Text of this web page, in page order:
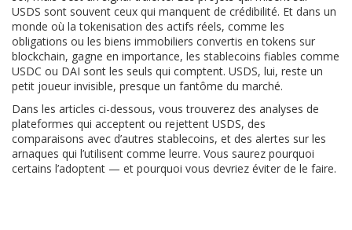
USDS sont souvent ceux qui manquent de crédibilité. Et dans un
monde où latokenisation des actifs réels, comme les
obligations ou les biens immobiliers convertis en tokens sur
blockchain, gagne en importance, les stablecoins fiables comme
USDC ou DAI sont les seuls qui comptent. USDS, lui, reste un
petit joueur invisible, presque un fantôme du marché.
Dans les articles ci-dessous, vous trouverez des analyses de
plateformes qui acceptent ou rejettent USDS, des
comparaisons avec d’autres stablecoins, et des alertes sur les
arnaques qui l’utilisent comme leurre. Vous saurez pourquoi
certains l’adoptent — et pourquoi vous devriez éviter de le faire.